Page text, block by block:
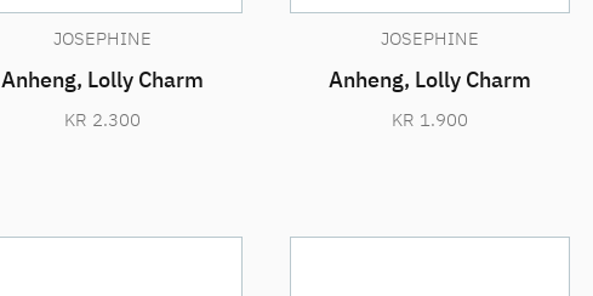
JOSEPHINE
Anheng, Lolly Charm
KR 2.300
JOSEPHINE
Anheng, Lolly Charm
KR 1.900